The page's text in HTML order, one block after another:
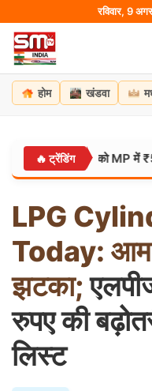
content
रविवार, 9
होम खंडवा
🔥 ट्रेंडिंग
को MP में ₹50 हजार में
LPG
Today: आम
झटका;
रुपए की
लिस्ट